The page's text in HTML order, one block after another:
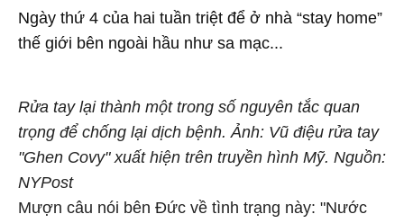
Ngày thứ 4 của hai tuần triệt để ở nhà “stay home”
thế giới bên ngoài hầu như sa mạc...
Rửa tay lại thành một trong số nguyên tắc quan
trọng để chống lại dịch bệnh. Ảnh: Vũ điệu rửa tay
"Ghen Covy" xuất hiện trên truyền hình Mỹ. Nguồn:
NYPost
Mượn câu nói bên Đức về tình trạng này: "Nước